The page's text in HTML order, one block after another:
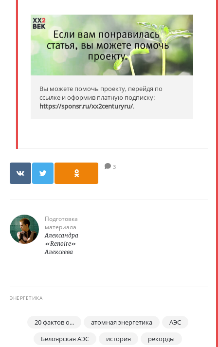
Вы можете помочь проекту, перейдя по
ссылке и оформив платную подписку:
https://sponsr.ru/xx2centuryru/.
3
Подготовка
материала
Александра
«Renoire»
Алексеева
ЭНЕРГЕТИКА
20 фактов о... атомная энергетика
АЭС
Белоярская АЭС
история
рекорды